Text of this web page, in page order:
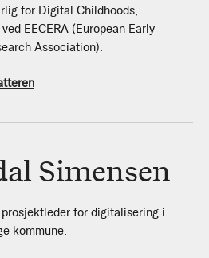
for Digital Childhoods,
EECERA (European Early
Association).
Simensen
for digitalisering i
kommune.